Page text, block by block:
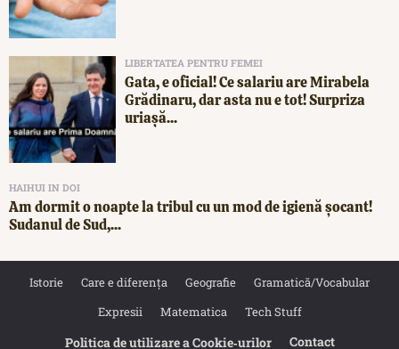
LIBERTATEA PENTRU FEMEI
Gata, e oficial! Ce salariu are Mirabela
Grădinaru, dar asta nu e tot! Surpriza
uriașă...
HAIHUI IN DOI
Am dormit o noapte la tribul cu un mod de igienă șocant!
Sudanul de Sud,...
Istorie Care e diferența Geografie
Gramatică/Vocabular
Expresii
Matematica Tech Stuff
Politica de utilizare a Cookie‐urilor Contact